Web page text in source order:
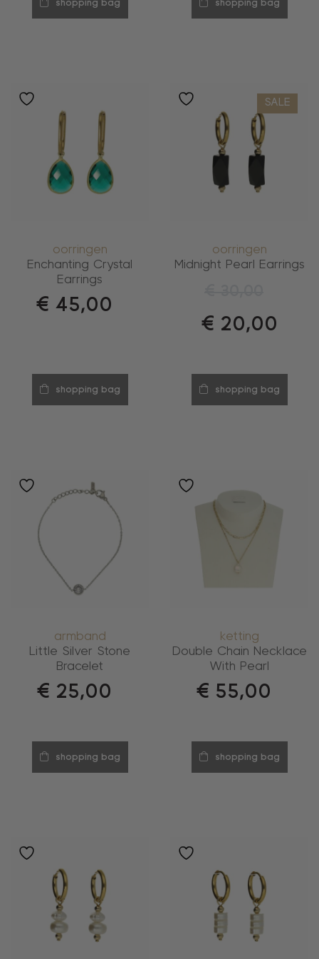
shopping bag shopping bag
oorringen
Enchanting Crystal
Earrings
€ 45,00
shopping bag
SALE
oorringen
Midnight Pearl Earrings
€ 20,00
shopping bag
armband
Little Silver Stone
Bracelet
€ 25,00
shopping bag
ketting
Double Chain Necklace
With Pearl
€ 55,00
shopping bag